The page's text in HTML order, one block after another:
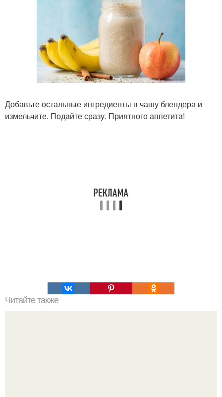
Добавьте остальные ингредиенты в чашу блендера и
измельчите. Подайте сразу. Приятного аппетита!
Читайте также